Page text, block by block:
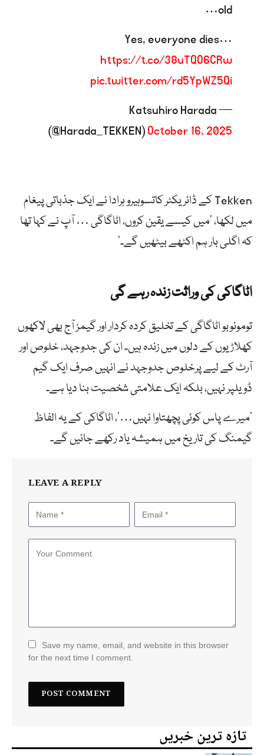
old…
Yes, everyone dies…
https://t.co/38uTQO6CRw
pic.twitter.com/rd5YpWZ5Qi
— Katsuhiro Harada
(@Harada_TEKKEN)October 16, 2025
Tekken کے ڈائریکٹر کاتسوہیرو ہرادا نے ایک جذباتی پیغام
میں لکھا، ‘میں کیسے یقین کروں، اٹاگاگی … آپ نے کہا تھا
کہ اگلی بار ہم اکٹھے بیٹھیں گے۔’
اٹاگاکی کی وراثت زندہ رہے گی
تومونوبو اٹاگاگی کے تخلیق کردہ کردار اور گیمز آج بھی لاکھوں
کھلاڑیوں کے دلوں میں زندہ ہیں۔ ان کی جدوجہد، خلوص اور
آرٹ کے لیے پرخلوص جدوجہد نے انہیں صرف ایک گیم
ڈویلپر نہیں، بلکہ ایک علامتی شخصیت بنا دیا ہے۔
‘میرے پاس کوئی پچھتاوا نہیں…’، اٹاگاکی کے یہ الفاظ
گیمنگ کی تاریخ میں ہمیشہ یاد رکھے جائیں گے۔
LEAVE A REPLY
Save my name, email, and website in this browser
for the next time I comment.
تازہ ترین خبریں